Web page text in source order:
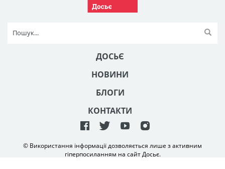
ДОСЬЄ
НОВИНИ
БЛОГИ
КОНТАКТИ
© Використання інформації дозволяється лише з активним
гіперпосиланням на сайт Досьє.